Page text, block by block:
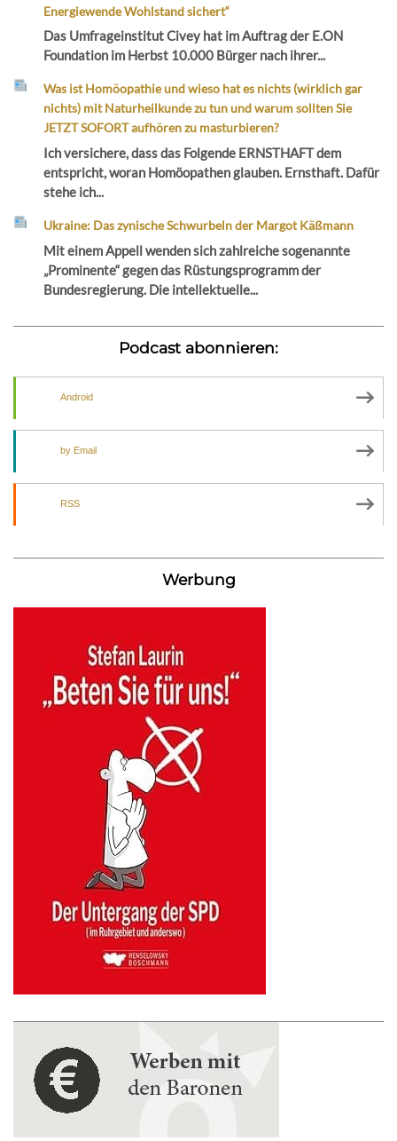
Energiewende Wohlstand sichert“
Das Umfrageinstitut Civey hat im Auftrag der E.ON
Foundation im Herbst 10.000 Bürger nach ihrer...
Was ist Homöopathie und wieso hat es nichts (wirklich gar
nichts) mit Naturheilkunde zu tun und warum sollten Sie
JETZT SOFORT aufhören zu masturbieren?
Ich versichere, dass das Folgende ERNSTHAFT dem
entspricht, woran Homöopathen glauben. Ernsthaft. Dafür
stehe ich...
Ukraine: Das zynische Schwurbeln der Margot Käßmann
Mit einem Appell wenden sich zahlreiche sogenannte
„Prominente“ gegen das Rüstungsprogramm der
Bundesregierung. Die intellektuelle...
Podcast abonnieren:
Android
by Email
RSS
Werbung